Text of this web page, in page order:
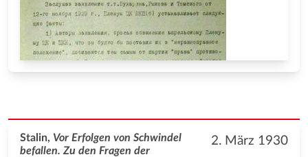
2. März 1930
Stalin, Vor Erfolgen von Schwindel
befallen. Zu den Fragen der